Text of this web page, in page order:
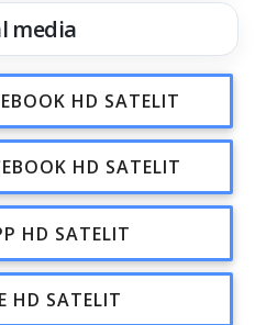
media
HD SATELIT
HD SATELIT
HD SATELIT
HD SATELIT